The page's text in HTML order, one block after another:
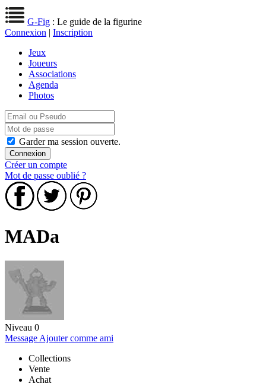
G-Fig : Le guide de la figurine
Connexion | Inscription
Jeux
Joueurs
Associations
Agenda
Photos
Garder ma session ouverte.
Créer un compte
Mot de passe oublié ?
MADa
Niveau 0
Message Ajouter comme ami
Collections
Vente
Achat